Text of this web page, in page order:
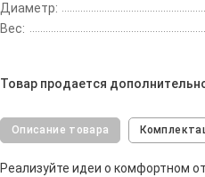
Диаметр:
Вес:
Товар продается
Описание товара
Реализуйте идеи о комфортном